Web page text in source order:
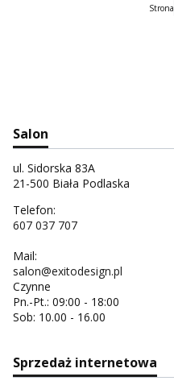
Strona
Salon
ul. Sidorska 83A
21-500 Biała Podlaska
Telefon:
607 037 707
Mail:
salon@exitodesign.pl
Czynne
Pn.-Pt.: 09:00 - 18:00
Sob: 10.00 - 16.00
Sprzedaż internetowa